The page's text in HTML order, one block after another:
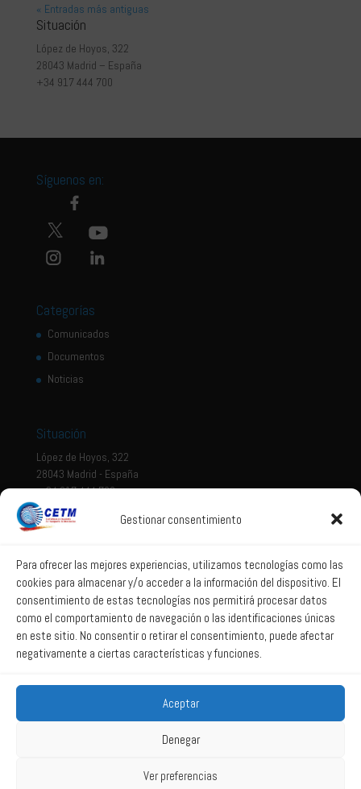
Gestionar consentimiento
Para ofrecer las mejores experiencias, utilizamos tecnologías como las
cookies para almacenar y/o acceder a la información del dispositivo. El
consentimiento de estas tecnologías nos permitirá procesar datos
como el comportamiento de navegación o las identificaciones únicas
en este sitio. No consentir o retirar el consentimiento, puede afectar
negativamente a ciertas características y funciones.
Aceptar
Denegar
Ver preferencias
« Entradas más antiguas
Situación
López de Hoyos, 322
28043 Madrid – España
+34 917 444 700
Síguenos en:
Categorías
Comunicados
Documentos
Noticias
Situación
López de Hoyos, 322
28043 Madrid - España
+ 34 917 444 700
Aviso legal
Política de privacidad
Política de Sistema Interno de Información
Política de Cookies
Correo web